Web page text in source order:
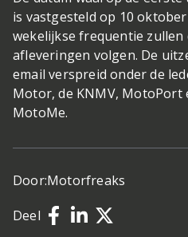
is vastgesteld op 10
wekelijkse frequentie zullen
afleveringen volgen. De
email verspreid onder de
Motor, de KNMV, MotoPort
MotoMe.
Door:Motorfreaks
Deel